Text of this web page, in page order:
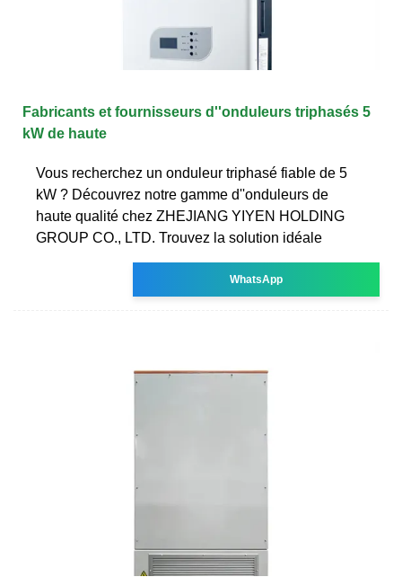
Fabricants et fournisseurs d''onduleurs triphasés 5
kW de haute
Vous recherchez un onduleur triphasé fiable de 5
kW ? Découvrez notre gamme d''onduleurs de
haute qualité chez ZHEJIANG YIYEN HOLDING
GROUP CO., LTD. Trouvez la solution idéale
WhatsApp